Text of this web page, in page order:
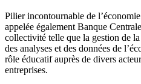
Pilier incontournable de
appelée également Banque
collectivité telle que la gestion de
des analyses et des données de
rôle éducatif auprès de divers
entreprises.